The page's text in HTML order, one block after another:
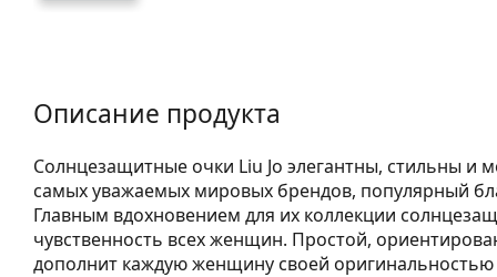
Описание продукта
Солнцезащитные очки Liu Jo элегантны, стильны и
самых уважаемых мировых брендов, популярный
Главным вдохновением для их коллекции
чувственность всех женщин. Простой,
дополнит каждую женщину своей оригинальностью